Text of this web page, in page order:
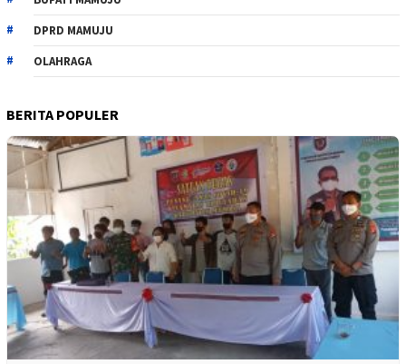
DPRD MAMUJU
OLAHRAGA
BERITA POPULER